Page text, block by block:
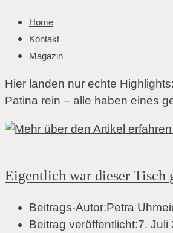
Home
Kontakt
Magazin
Hier landen nur echte
Patina rein – alle haben eines
Eigentlich war dieser Tisch
Beitrags-Autor:Petra
Beitrag veröffentlicht:7. Juli